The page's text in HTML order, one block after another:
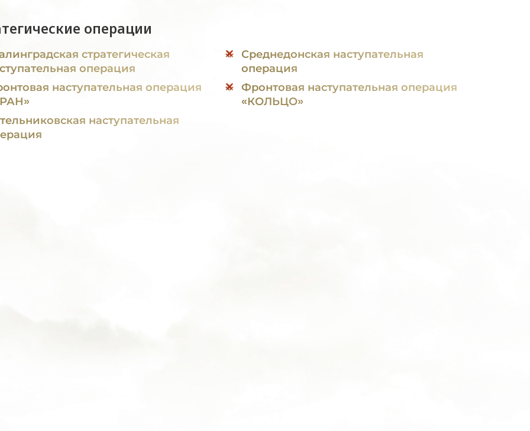
операции
стратегическая
операция
наступательная операция
наступательная
Среднедонская наступательная
операция
Фронтовая наступательная операция
«КОЛЬЦО»